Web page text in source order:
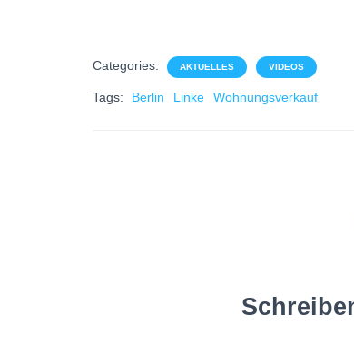
Categories: AKTUELLES VIDEOS
Tags: Berlin Linke Wohnungsverkauf